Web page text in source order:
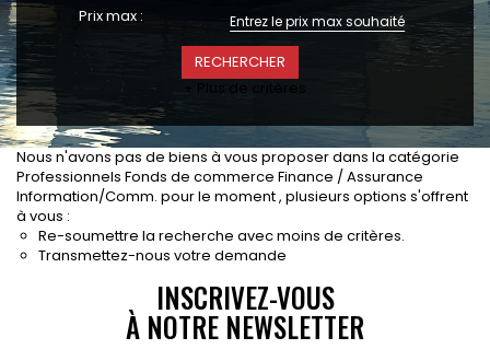
CONTACT
RECRUTEMENT
Actualités
Partenaires
Le palmarès de l'entreprise
Prix max :
+ Plus de critères
Nous n'avons pas de biens à vous proposer dans la catégorie
Professionnels Fonds de commerce Finance / Assurance
Information/Comm. pour le moment , plusieurs options s'offrent
à vous :
Re-soumettre la recherche avec moins de critères.
Transmettez-nous votre demande
INSCRIVEZ-VOUS
À NOTRE NEWSLETTER